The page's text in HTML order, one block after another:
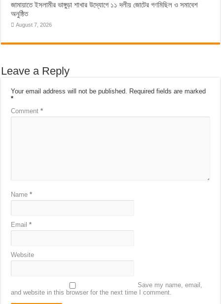
জামায়াতে ইসলামীর ভাঙ্গুড়া শাখার উদ্যোগে ১১ দলীয় জোটের গণমিছিল ও সমাবেশ
অনুষ্ঠিত
August 7, 2026
Leave a Reply
Your email address will not be published. Required fields are marked
*
Comment*
Name*
Email*
Website
Save my name, email,
and website in this browser for the next time I comment.